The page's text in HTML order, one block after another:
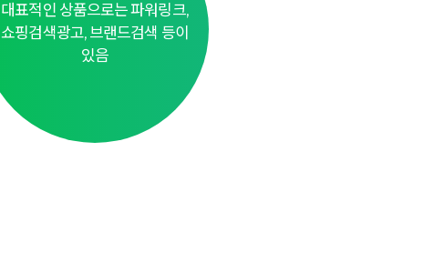
대표적인 상품으로는 파워링크,
쇼핑검색광고, 브랜드검색 등이
있음